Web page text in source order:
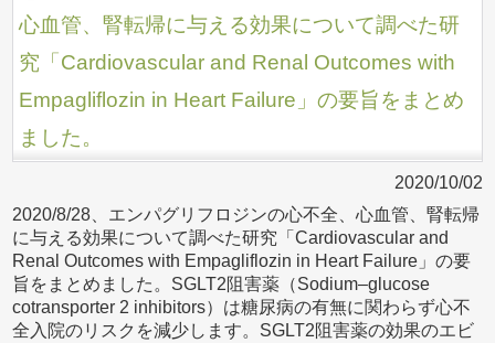
心血管、腎転帰に与える効果について調べた研
究「Cardiovascular and Renal Outcomes with
Empagliflozin in Heart Failure」の要旨をまとめ
ました。
2020/10/02
2020/8/28、エンパグリフロジンの心不全、心血管、腎転帰
に与える効果について調べた研究「Cardiovascular and
Renal Outcomes with Empagliflozin in Heart Failure」の要
旨をまとめました。SGLT2阻害薬（Sodium–glucose
cotransporter 2 inhibitors）は糖尿病の有無に関わらず心不
全入院のリスクを減少します。SGLT2阻害薬の効果のエビ